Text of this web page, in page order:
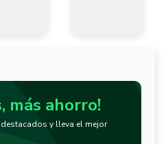
más ahorro!
y lleva el mejor